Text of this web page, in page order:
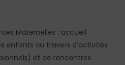
Maternelles : accueil
enfants au travers d’activités
et de rencontres